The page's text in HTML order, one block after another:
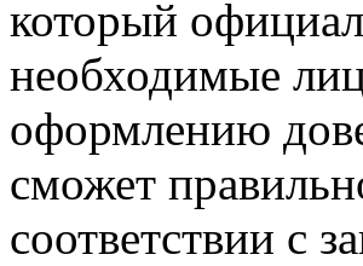
который
необходимые
оформлению
сможет
соответствии с